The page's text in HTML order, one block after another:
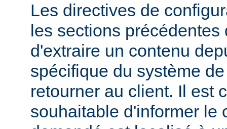
Les directives de
les sections précédentes
d'extraire un contenu
spécifique du système
retourner au client. Il est
souhaitable d'informer le